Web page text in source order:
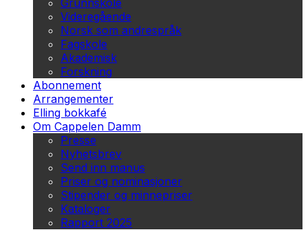
Grunnskole
Videregående
Norsk som andrespråk
Fagskole
Akademisk
Forskning
Abonnement
Arrangementer
Elling bokkafé
Om Cappelen Damm
Presse
Nyhetsbrev
Send inn manus
Priser og nominasjoner
Stipender og minnepriser
Kataloger
Rapport 2025